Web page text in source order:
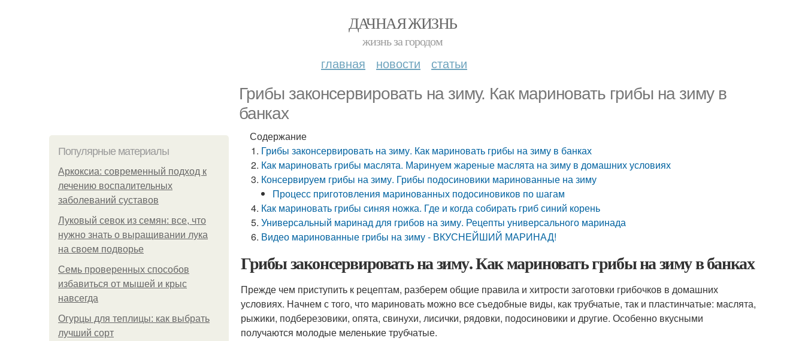
ДАЧНАЯ ЖИЗНЬ
жизнь за городом
главная новости статьи
Грибы законсервировать на зиму. Как мариновать грибы на зиму в
банках
Популярные материалы
Аркоксиа: современный подход к
лечению воспалительных
заболеваний суставов
Луковый севок из семян: все, что
нужно знать о выращивании лука
на своем подворье
Семь проверенных способов
избавиться от мышей и крыс
навсегда
Огурцы для теплицы: как выбрать
лучший сорт
Содержание
Грибы законсервировать на зиму. Как мариновать грибы на зиму в банках
Как мариновать грибы маслята. Маринуем жареные маслята на зиму в домашних условиях
Консервируем грибы на зиму. Грибы подосиновики маринованные на зиму
Процесс приготовления маринованных подосиновиков по шагам
Как мариновать грибы синяя ножка. Где и когда собирать гриб синий корень
Универсальный маринад для грибов на зиму. Рецепты универсального маринада
Видео маринованные грибы на зиму - ВКУСНЕЙШИЙ МАРИНАД!
Грибы законсервировать на зиму. Как мариновать грибы на зиму в банках
Прежде чем приступить к рецептам, разберем общие правила и хитрости заготовки грибочков в домашних
условиях. Начнем с того, что мариновать можно все съедобные виды, как трубчатые, так и пластинчатые: маслята,
рыжики, подберезовики, опята, свинухи, лисички, рядовки, подосиновики и другие. Особенно вкусными
получаются молодые меленькие трубчатые.